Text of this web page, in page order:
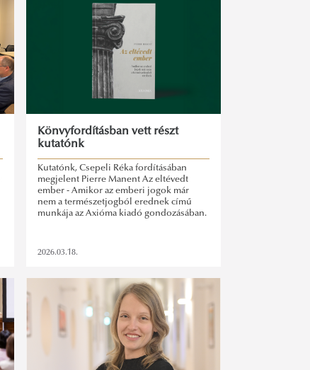
Könvyfordításban vett részt
kutatónk
Kutatónk, Csepeli Réka fordításában
megjelent Pierre Manent Az eltévedt
ember - Amikor az emberi jogok már
nem a természetjogból erednek című
munkája az Axióma kiadó gondozásában.
2026.03.18.